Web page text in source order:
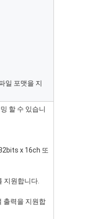
일 포맷을 지
할 수 있습니
x 16ch 또
지원합니다.
출력을 지원합